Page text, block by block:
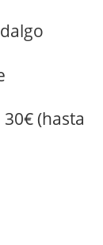
(hasta